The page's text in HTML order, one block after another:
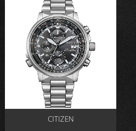
CITIZEN